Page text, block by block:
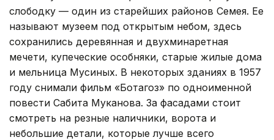
слободку — один из старейших районов Семея. Ее
называют музеем под открытым небом, здесь
сохранились деревянная и двухминаретная
мечети, купеческие особняки, старые жилые дома
и мельница Мусиных. В некоторых зданиях в 1957
году снимали фильм «Ботагоз» по одноименной
повести Сабита Муканова. За фасадами стоит
смотреть на резные наличники, ворота и
небольшие детали, которые лучше всего